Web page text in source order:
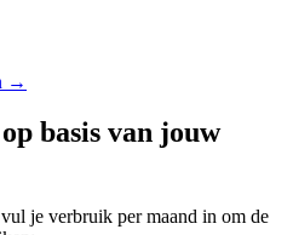
→
basis van jouw
je verbruik per maand in om de